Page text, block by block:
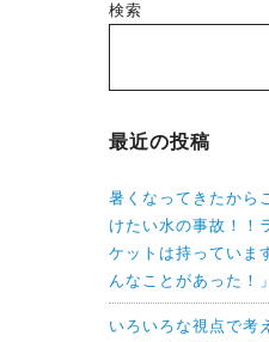
検索
最近の投稿
暑くなってきたから
けたい水の事故！！
ケットは持っていま
んなことがあった！
いろいろな視点で考